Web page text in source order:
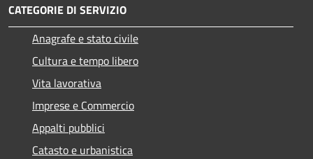
CATEGORIE DI SERVIZIO
Anagrafe e stato civile
Cultura e tempo libero
Vita lavorativa
Imprese e Commercio
Appalti pubblici
Catasto e urbanistica